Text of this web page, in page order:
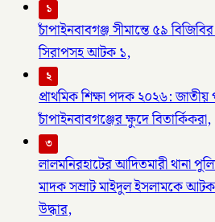
১
চাঁপাইনবাবগঞ্জ সীমান্তে ৫৯
সিরাপসহ আটক ১,
২
প্রাথমিক শিক্ষা পদক ২০২৬: জাতীয়
চাঁপাইনবাবগঞ্জের ক্ষুদে বিতার্কিকরা,
৩
লালমনিরহাটের আদিতমারী থানা
মাদক সম্রাট মাইদুল ইসলামকে
উদ্ধার,